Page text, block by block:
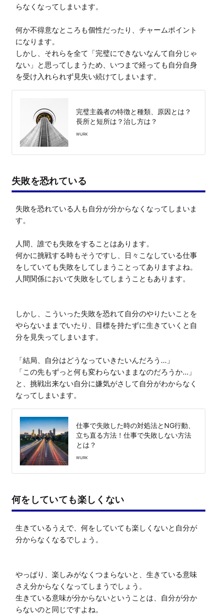
らなくなってしまいます。
何か不得意なところも個性だったり、チャームポイント
になります。
しかし、それらを全て「完璧にできないなんて自分じゃ
ない」と思ってしまうため、いつまで経っても自分自身
を受け入れられず見失い続けてしまいます。
完璧主義者の特徴と種類、原因とは？
長所と短所は？治し方は？
WURK
失敗を恐れている
失敗を恐れている人も自分が分からなくなってしまいま
す。
人間、誰でも失敗をすることはあります。
何かに挑戦する時もそうですし、日々こなしている仕事
をしていても失敗をしてしまうことってありますよね。
人間関係において失敗をしてしまうこともあります。
しかし、こういった失敗を恐れて自分のやりたいことを
やらないままでいたり、目標を持たずに生きていくと自
分を見失ってしまいます。
「結局、自分はどうなっていきたいんだろう…」
「この先もずっと何も変わらないままなのだろうか…」
と、挑戦出来ない自分に嫌気がさして自分がわからなく
なってしまいます。
仕事で失敗した時の対処法とNG行動、
立ち直る方法！仕事で失敗しない方法
とは？
WURK
何をしていても楽しくない
生きているうえで、何をしていても楽しくないと自分が
分からなくなるでしょう。
やっぱり、楽しみがなくつまらないと、生きている意味
さえ分からなくなってしまうでしょう。
生きている意味が分からないということは、自分が分か
らないのと同じですよね。